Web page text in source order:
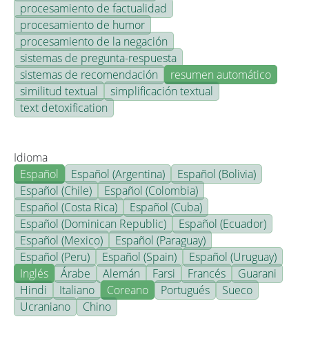
procesamiento de factualidad
procesamiento de humor
procesamiento de la negación
sistemas de pregunta-respuesta
sistemas de recomendación
resumen automático
similitud textual
simplificación textual
text detoxification
Idioma
Español
Español (Argentina)
Español (Bolivia)
Español (Chile)
Español (Colombia)
Español (Costa Rica)
Español (Cuba)
Español (Dominican Republic)
Español (Ecuador)
Español (Mexico)
Español (Paraguay)
Español (Peru)
Español (Spain)
Español (Uruguay)
Inglés
Árabe Alemán Farsi Francés
Guarani
Hindi
Italiano Coreano Portugués
Sueco
Ucraniano
Chino